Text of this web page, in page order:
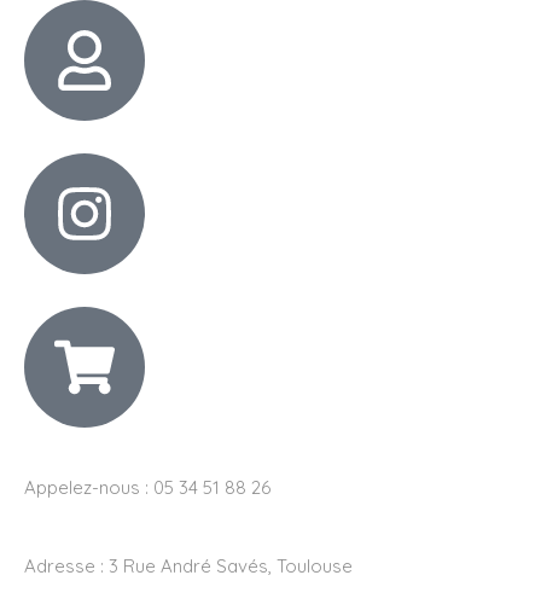
Appelez-nous : 05 34 51 88 26
Adresse : 3 Rue André Savés, Toulouse